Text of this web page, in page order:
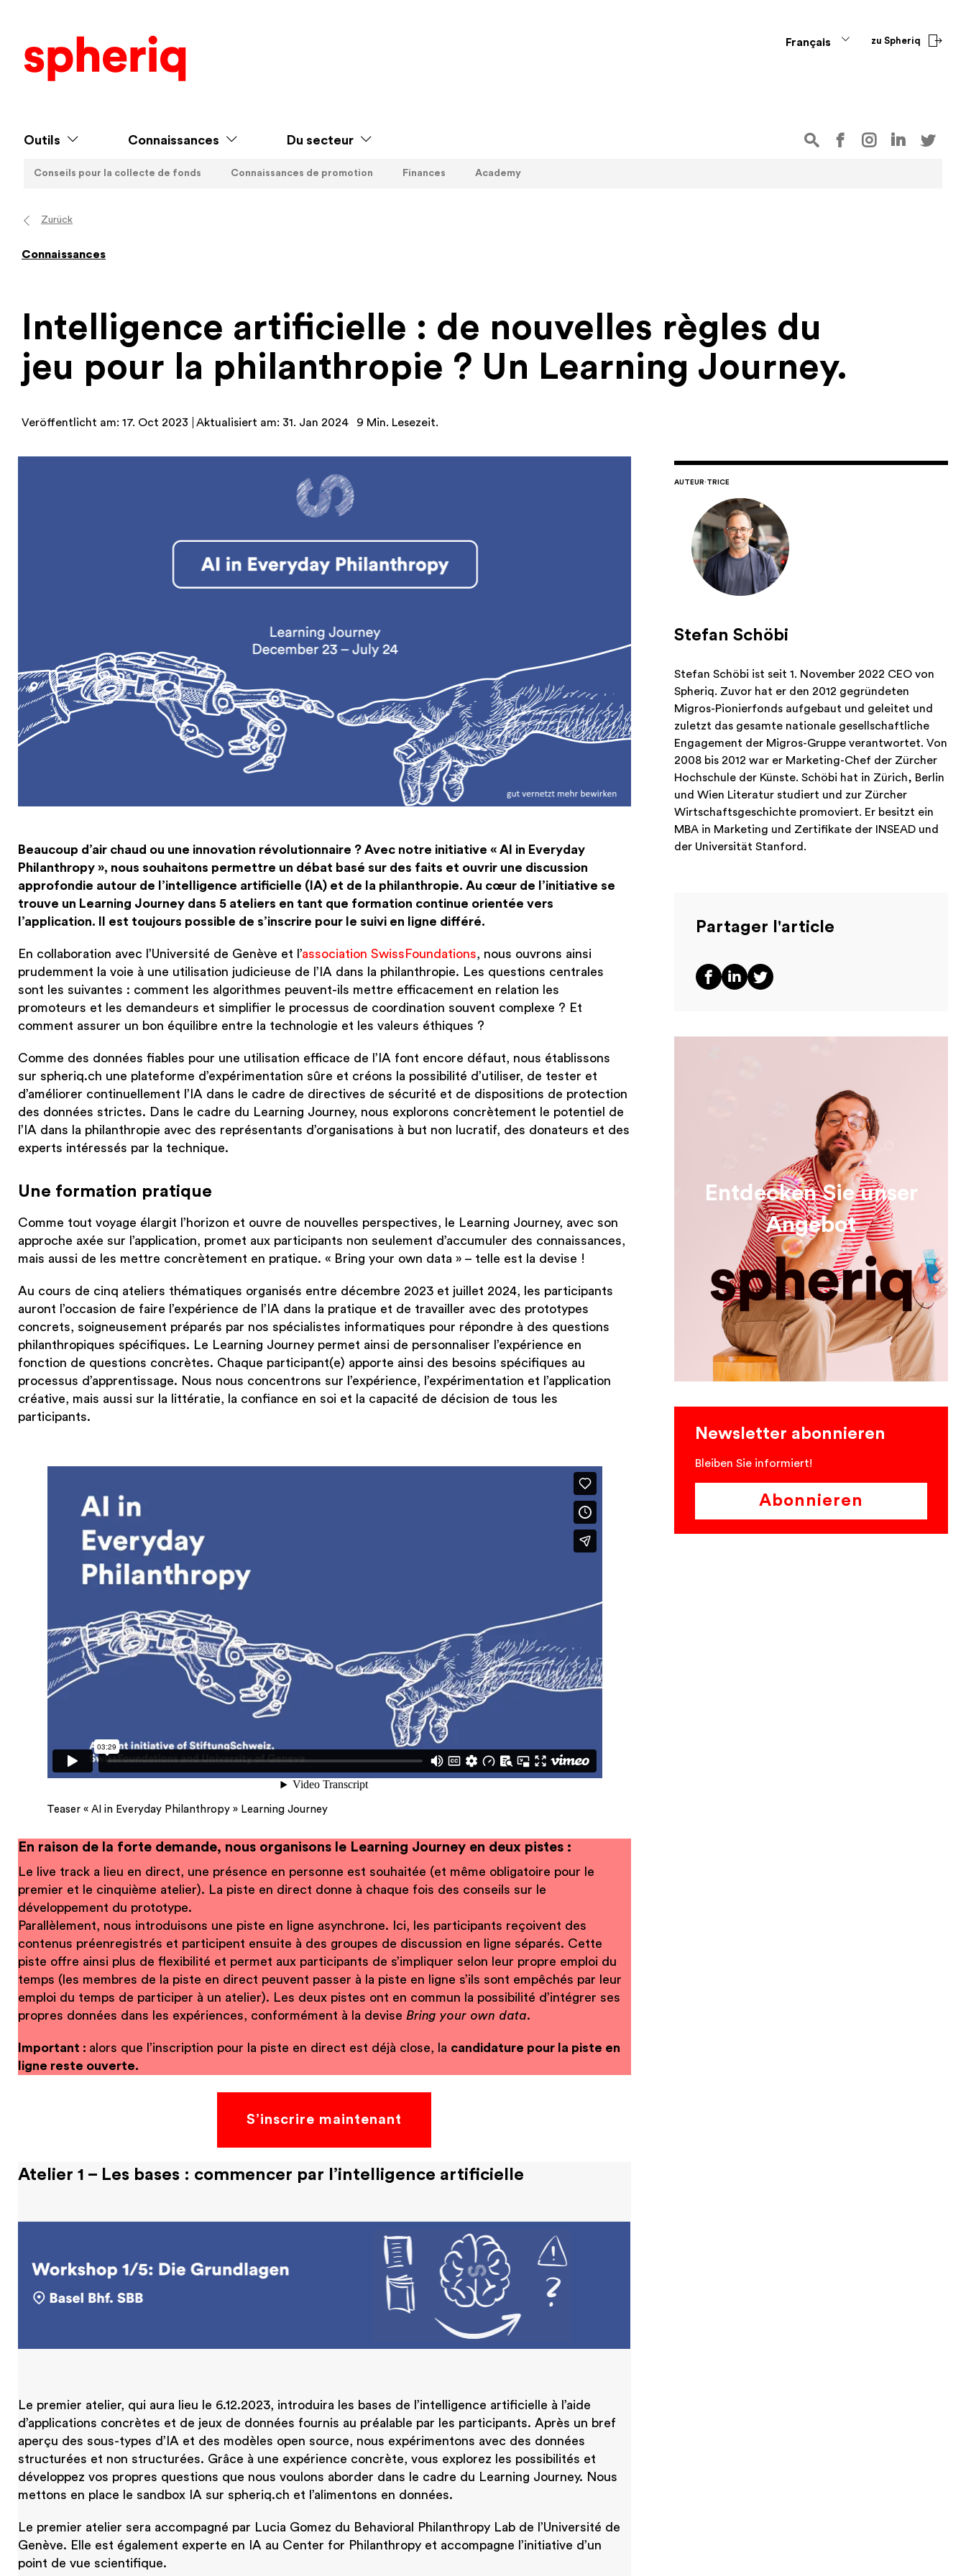
Français zu Spheriq
Outils Connaissances
Conseils pour la collecte de fonds Connaissances de promotion Finances Academy
Du secteur
Zurück
Connaissances
Intelligence artificielle : de nouvelles règles du
jeu pour la philanthropie ? Un Learning Journey.
Veröffentlicht am: 17. Oct 2023 Aktualisiert am: 31. Jan 2024 9 Min. Lesezeit.
Beaucoup d’air chaud ou une innovation révolutionnaire ? Avec notre initiative « AI in Everyday
Philanthropy », nous souhaitons permettre un débat basé sur des faits et ouvrir une discussion
approfondie autour de l’intelligence artificielle (IA) et de la philanthropie. Au cœur de l’initiative se
trouve un Learning Journey dans 5 ateliers en tant que formation continue orientée vers
l’application.
Il est toujours possible de s’inscrire pour le suivi en ligne différé.
En collaboration avec l’Université de Genève et l’association SwissFoundations, nous ouvrons ainsi
prudemment la voie à une utilisation judicieuse de l’IA dans la philanthropie. Les questions centrales
sont les suivantes : comment les algorithmes peuvent-ils mettre efficacement en relation les
promoteurs et les demandeurs et simplifier le processus de coordination souvent complexe ? Et
comment assurer un bon équilibre entre la technologie et les valeurs éthiques ?
Comme des données fiables pour une utilisation efficace de l’IA font encore défaut, nous établissons
sur spheriq.ch une plateforme d’expérimentation sûre et créons la possibilité d’utiliser, de tester et
d’améliorer continuellement l’IA dans le cadre de directives de sécurité et de dispositions de protection
des données strictes. Dans le cadre du Learning Journey, nous explorons concrètement le potentiel de
l’IA dans la philanthropie avec des représentants d’organisations à but non lucratif, des donateurs et des
experts intéressés par la technique.
Une formation pratique
Comme tout voyage élargit l’horizon et ouvre de nouvelles perspectives, le Learning Journey, avec son
approche axée sur l’application, promet aux participants non seulement d’accumuler des connaissances,
mais aussi de les mettre concrètement en pratique. « Bring your own data » – telle est la devise !
Au cours de cinq ateliers thématiques organisés entre décembre 2023 et juillet 2024, les participants
auront l’occasion de faire l’expérience de l’IA dans la pratique et de travailler avec des prototypes
concrets, soigneusement préparés par nos spécialistes informatiques pour répondre à des questions
philanthropiques spécifiques. Le Learning Journey permet ainsi de personnaliser l’expérience en
fonction de questions concrètes. Chaque participant(e) apporte ainsi des besoins spécifiques au
processus d’apprentissage. Nous nous concentrons sur l’expérience, l’expérimentation et l’application
créative, mais aussi sur la littératie, la confiance en soi et la capacité de décision de tous les
participants.
Teaser « AI in Everyday Philanthropy » Learning Journey
En raison de la forte demande, nous organisons le Learning Journey en deux pistes :
Le live track a lieu en direct, une présence en personne est souhaitée (et même obligatoire pour le
premier et le cinquième atelier). La piste en direct donne à chaque fois des conseils sur le
développement du prototype.
Parallèlement, nous introduisons une piste en ligne asynchrone. Ici, les participants reçoivent des
contenus préenregistrés et participent ensuite à des groupes de discussion en ligne séparés. Cette
piste offre ainsi plus de flexibilité et permet aux participants de s’impliquer selon leur propre emploi du
temps (les membres de la piste en direct peuvent passer à la piste en ligne s’ils sont empêchés par leur
emploi du temps de participer à un atelier). Les deux pistes ont en commun la possibilité d’intégrer ses
propres données dans les expériences, conformément à la devise Bring your own data.
Important : alors que l’inscription pour la piste en direct est déjà close, la candidature pour la piste en
ligne reste ouverte.
S’inscrire maintenant
Atelier 1 – Les bases : commencer par l’intelligence artificielle
Le premier atelier, qui aura lieu le 6.12.2023, introduira les bases de l’intelligence artificielle à l’aide
d’applications concrètes et de jeux de données fournis au préalable par les participants. Après un bref
aperçu des sous-types d’IA et des modèles open source, nous expérimentons avec des données
structurées et non structurées. Grâce à une expérience concrète, vous explorez les possibilités et
développez vos propres questions que nous voulons aborder dans le cadre du Learning Journey. Nous
mettons en place le sandbox IA sur spheriq.ch et l’alimentons en données.
Le premier atelier sera accompagné par Lucia Gomez du Behavioral Philanthropy Lab de l’Université de
Genève. Elle est également experte en IA au Center for Philanthropy et accompagne l’initiative d’un
point de vue scientifique.
AUTEUR·TRICE
Stefan Schöbi
Stefan Schöbi ist seit 1. November 2022 CEO von
Spheriq. Zuvor hat er den 2012 gegründeten
Migros-Pionierfonds aufgebaut und geleitet und
zuletzt das gesamte nationale gesellschaftliche
Engagement der Migros-Gruppe verantwortet. Von
2008 bis 2012 war er Marketing-Chef der Zürcher
Hochschule der Künste. Schöbi hat in Zürich, Berlin
und Wien Literatur studiert und zur Zürcher
Wirtschaftsgeschichte promoviert. Er besitzt ein
MBA in Marketing und Zertifikate der INSEAD und
der Universität Stanford.
Partager l'article
Entdecken Sie unser
Angebot
Newsletter abonnieren
Bleiben Sie informiert!
Abonnieren